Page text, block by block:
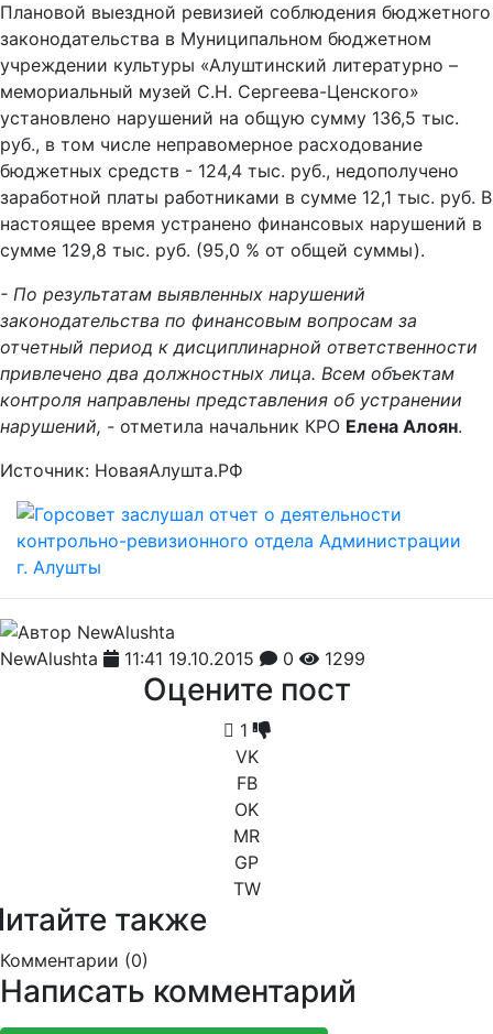
Плановой выездной ревизией соблюдения бюджетного
законодательства в Муниципальном бюджетном
учреждении культуры «Алуштинский литературно –
мемориальный музей С.Н. Сергеева-Ценского»
установлено нарушений на общую сумму 136,5 тыс.
руб., в том числе неправомерное расходование
бюджетных средств - 124,4 тыс. руб., недополучено
заработной платы работниками в сумме 12,1 тыс. руб. В
настоящее время устранено финансовых нарушений в
сумме 129,8 тыс. руб. (95,0 % от общей суммы).
- По результатам выявленных нарушений
законодательства по финансовым вопросам за
отчетный период к дисциплинарной ответственности
привлечено два должностных лица. Всем объектам
контроля направлены представления об устранении
нарушений, - отметила начальник КРО Елена Алоян.
Источник: НоваяАлушта.РФ
NewAlushta 11:41 19.10.2015 0 1299
Оцените пост
1
VK
FB
OK
MR
GP
TW
также
Комментарии (0)
Написать комментарий